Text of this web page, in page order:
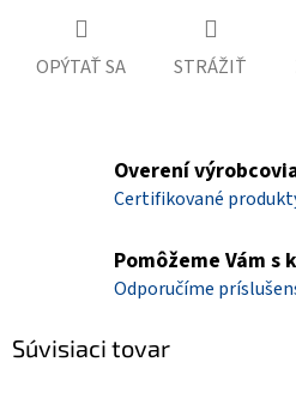
OPÝTAŤ SA STRÁŽIŤ
Overení
Certifikované
Pomôžeme Vám s
Odporučíme
Súvisiaci tovar